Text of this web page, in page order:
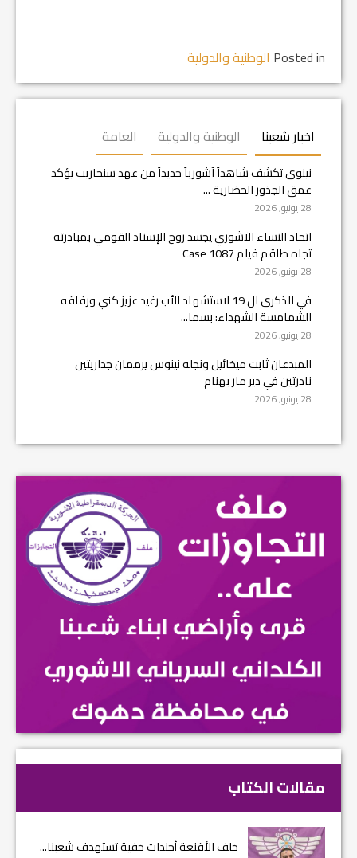
Posted in الوطنية والدولية
اخبار شعبنا الوطنية والدولية العامة
نينوى تكشف شاهداً آشورياً جديداً من عهد سنحاريب يؤكد
عمق الجذور الحضارية ...
28 يونيو, 2026
اتحاد النساء الآشوري يجسد روح الإسناد القومي بمبادرته
تجاه طاقم فيلم Case 1087
28 يونيو, 2026
في الذكرى ال 19 لاستشهاد الأب رغيد عزيز كني ورفاقه
الشمامسة الشهداء: بسما...
28 يونيو, 2026
المبدعان ثابت ميخائيل ونجله نينوس يرممان جداريتين
نادرتين في دير مار بهنام
28 يونيو, 2026
مقالات الكتاب
خلف الأقنعة أجندات خفية تستهدف شعبنا...